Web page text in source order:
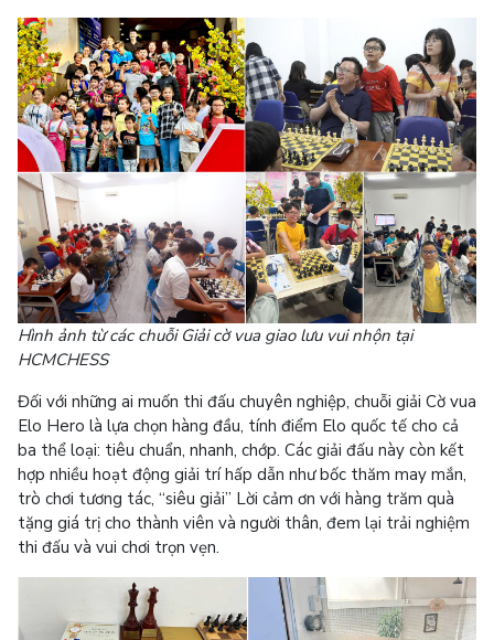
Hình ảnh từ các chuỗi Giải cờ vua giao lưu vui nhộn tại
HCMCHESS
Đối với những ai muốn thi đấu chuyên nghiệp, chuỗi giải Cờ vua
Elo Hero là lựa chọn hàng đầu, tính điểm Elo quốc tế cho cả
ba thể loại: tiêu chuẩn, nhanh, chớp. Các giải đấu này còn kết
hợp nhiều hoạt động giải trí hấp dẫn như bốc thăm may mắn,
trò chơi tương tác, “siêu giải” Lời cảm ơn với hàng trăm quà
tặng giá trị cho thành viên và người thân, đem lại trải nghiệm
thi đấu và vui chơi trọn vẹn.